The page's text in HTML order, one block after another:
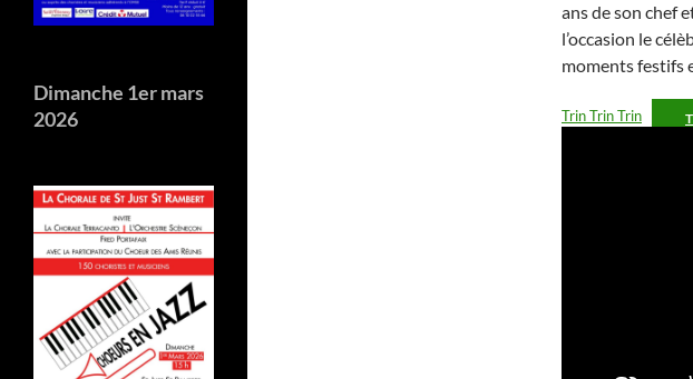
ans de son chef
l’occasion le
moments festifs
Trin Trin Trin
Dimanche 1er mars
2026